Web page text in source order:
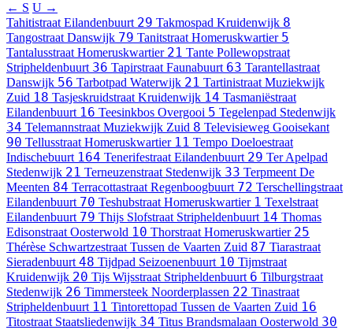
← S U →
Tahitistraat Eilandenbuurt 29 Takmospad Kruidenwijk 8
Tangostraat Danswijk 79 Tanitstraat Homeruskwartier 5
Tantalusstraat Homeruskwartier 21 Tante Pollewopstraat
Stripheldenbuurt 36 Tapirstraat Faunabuurt 63 Tarantellastraat
Danswijk 56 Tarbotpad Waterwijk 21 Tartinistraat Muziekwijk
Zuid 18 Tasjeskruidstraat Kruidenwijk 14 Tasmaniëstraat
Eilandenbuurt 16 Teesinkbos Overgooi 5 Tegelenpad Stedenwijk
34 Telemannstraat Muziekwijk Zuid 8 Televisieweg Gooisekant
90 Tellusstraat Homeruskwartier 11 Tempo Doeloestraat
Indischebuurt 164 Tenerifestraat Eilandenbuurt 29 Ter Apelpad
Stedenwijk 21 Terneuzenstraat Stedenwijk 33 Terpmeent De
Meenten 84 Terracottastraat Regenboogbuurt 72 Terschellingstraat
Eilandenbuurt 70 Teshubstraat Homeruskwartier 1 Texelstraat
Eilandenbuurt 79 Thijs Slofstraat Stripheldenbuurt 14 Thomas
Edisonstraat Oosterwold 10 Thorstraat Homeruskwartier 25
Thérèse Schwartzestraat Tussen de Vaarten Zuid 87 Tiarastraat
Sieradenbuurt 48 Tijdpad Seizoenenbuurt 10 Tijmstraat
Kruidenwijk 20 Tijs Wijsstraat Stripheldenbuurt 6 Tilburgstraat
Stedenwijk 26 Timmersteek Noorderplassen 22 Tinastraat
Stripheldenbuurt 11 Tintorettopad Tussen de Vaarten Zuid 16
Titostraat Staatsliedenwijk 34 Titus Brandsmalaan Oosterwold 30